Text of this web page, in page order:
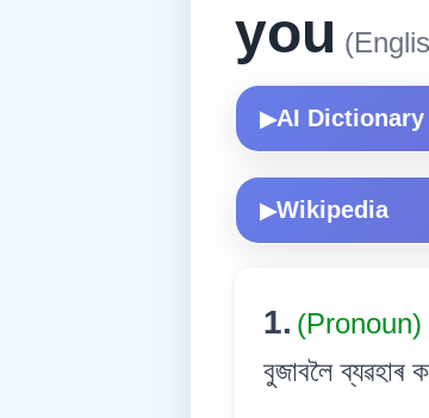
you
▶AI
▶Wikipedia
1. (Pronoun)
বুজাবলৈ ব্যৱহাৰ